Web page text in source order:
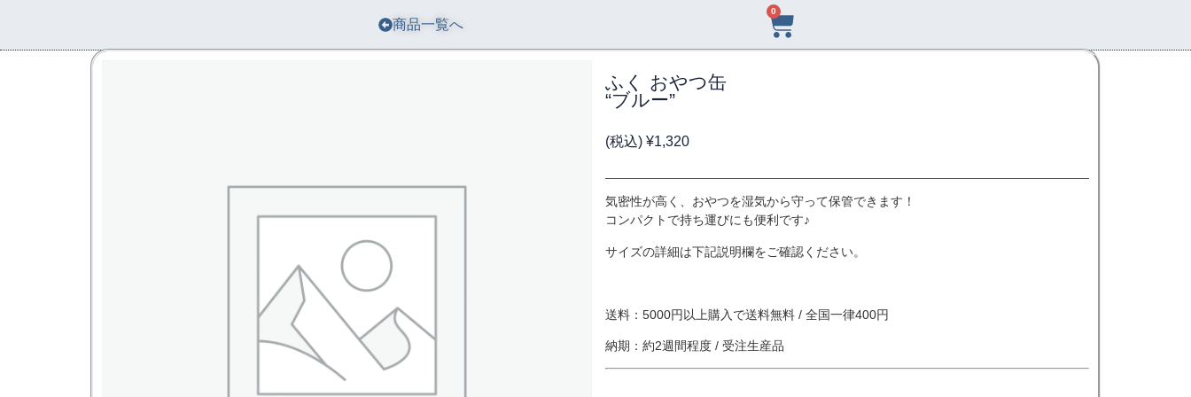
商品一覧へ
0
ふく おやつ缶
“ブルー”
(税込)¥1,320
気密性が高く、おやつを湿気から守って保管できます！
コンパクトで持ち運びにも便利です♪
サイズの詳細は下記説明欄をご確認ください。
送料：5000円以上購入で送料無料 / 全国一律400円
納期：約2週間程度 / 受注生産品